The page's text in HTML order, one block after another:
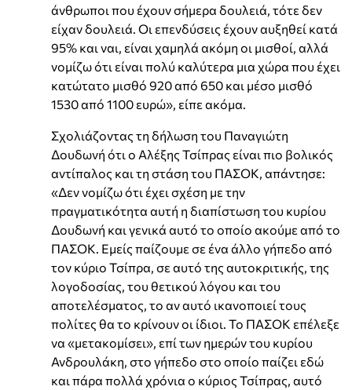
άνθρωποι που έχουν σήμερα δουλειά, τότε δεν
είχαν δουλειά. Οι επενδύσεις έχουν αυξηθεί κατά
95% και ναι, είναι χαμηλά ακόμη οι μισθοί, αλλά
νομίζω ότι είναι πολύ καλύτερα μια χώρα που έχει
κατώτατο μισθό 920 από 650 και μέσο μισθό
1530 από 1100 ευρώ», είπε ακόμα.
Σχολιάζοντας τη δήλωση του Παναγιώτη
Δουδωνή ότι ο Αλέξης Τσίπρας είναι πιο βολικός
αντίπαλος και τη στάση του ΠΑΣΟΚ, απάντησε:
«Δεν νομίζω ότι έχει σχέση με την
πραγματικότητα αυτή η διαπίστωση του κυρίου
Δουδωνή και γενικά αυτό το οποίο ακούμε από το
ΠΑΣΟΚ. Εμείς παίζουμε σε ένα άλλο γήπεδο από
τον κύριο Τσίπρα, σε αυτό της αυτοκριτικής, της
λογοδοσίας, του θετικού λόγου και του
αποτελέσματος, το αν αυτό ικανοποιεί τους
πολίτες θα το κρίνουν οι ίδιοι. Το ΠΑΣΟΚ επέλεξε
να «μετακομίσει», επί των ημερών του κυρίου
Ανδρουλάκη, στο γήπεδο στο οποίο παίζει εδώ
και πάρα πολλά χρόνια ο κύριος Τσίπρας, αυτό